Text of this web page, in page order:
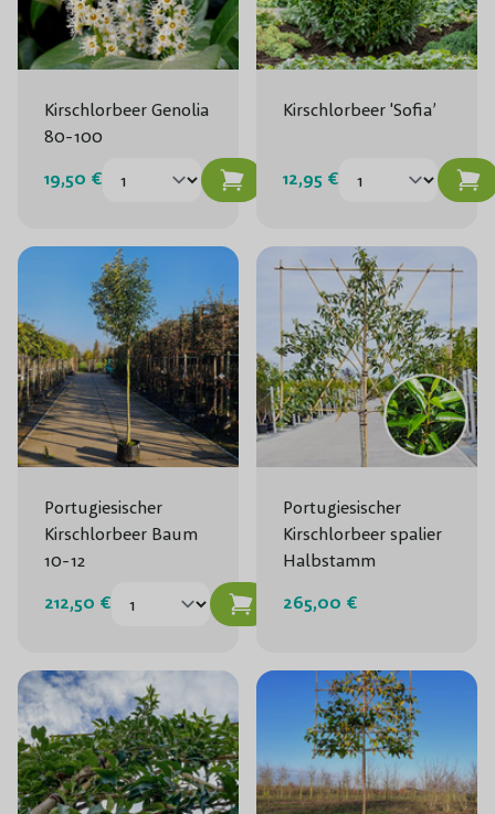
Kirschlorbeer Genolia
80-100
19,50 €
Kirschlorbeer 'Sofia’
12,95 €
Portugiesischer
Kirschlorbeer Baum
10-12
212,50 €
Portugiesischer
Kirschlorbeer spalier
Halbstamm
265,00 €